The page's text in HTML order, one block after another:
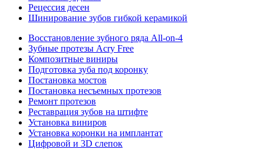
Рецессия десен
Шинирование зубов гибкой керамикой
Восстановление зубного ряда All‑on‑4
Зубные протезы Acry Free
Композитные виниры
Подготовка зуба под коронку
Постановка мостов
Постановка несъемных протезов
Ремонт протезов
Реставрация зубов на штифте
Установка виниров
Установка коронки на имплантат
Цифровой и 3D слепок